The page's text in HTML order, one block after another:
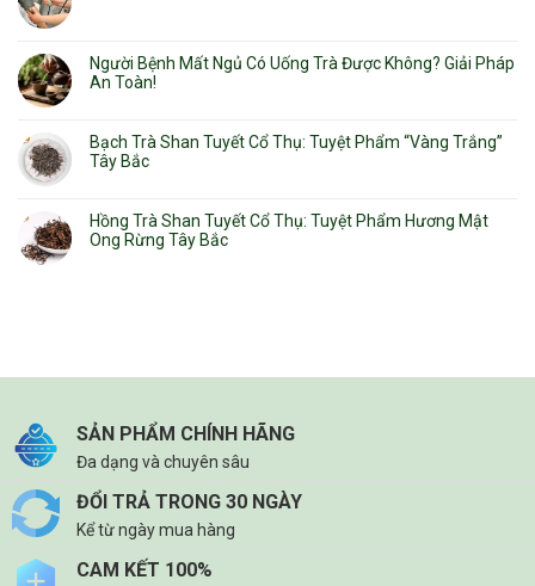
Người Bệnh Mất Ngủ Có Uống Trà Được Không? Giải Pháp
An Toàn!
Bạch Trà Shan Tuyết Cổ Thụ: Tuyệt Phẩm “Vàng Trắng”
Tây Bắc
Hồng Trà Shan Tuyết Cổ Thụ: Tuyệt Phẩm Hương Mật
Ong Rừng Tây Bắc
SẢN PHẨM CHÍNH HÃNG
Đa dạng và chuyên sâu
ĐỔI TRẢ TRONG 30 NGÀY
Kể từ ngày mua hàng
CAM KẾT 100%